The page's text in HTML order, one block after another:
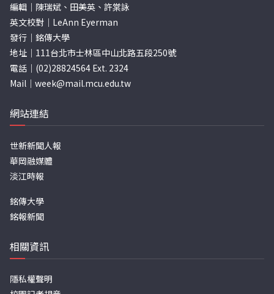
編輯｜陳瑞斌、田美英、許棠詠
英文校對｜LeAnn Eyerman
發行｜銘傳大學
地址｜111台北市士林區中山北路五段250號
電話｜(02)28824564 Ext. 2324
Mail｜ week@mail.mcu.edu.tw
網站連結
世新新聞人報
華岡融媒體
淡江時報
銘傳大學
銘報新聞
相關資訊
隱私權聲明